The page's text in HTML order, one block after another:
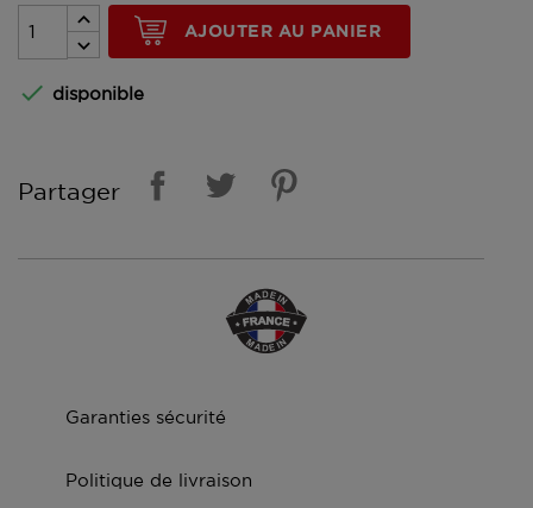
AJOUTER AU PANIER
 disponible
Partager
Garanties sécurité
Politique de livraison